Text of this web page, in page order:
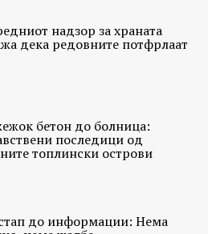
надзор за храната
дека редовните потфрлаат
бетон до болница:
последици од
топлински острови
до информации: Нема